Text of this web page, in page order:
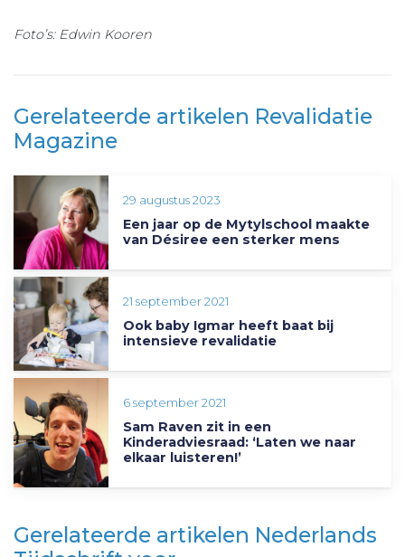
Foto’s: Edwin Kooren
Gerelateerde artikelen Revalidatie
Magazine
29 augustus 2023
Een jaar op de Mytylschool maakte
van Désiree een sterker mens
21 september 2021
Ook baby Igmar heeft baat bij
intensieve revalidatie
6 september 2021
Sam Raven zit in een
Kinderadviesraad: ‘Laten we naar
elkaar luisteren!’
Gerelateerde artikelen Nederlands